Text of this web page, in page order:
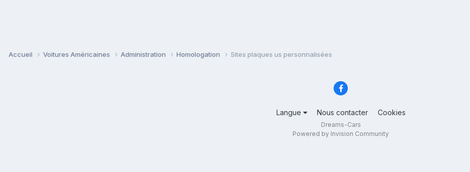
Accueil Voitures Américaines Administration Homologation Sites plaques us personnalisées
Langue Nous contacter Cookies
Dreams-Cars
Powered by Invision Community